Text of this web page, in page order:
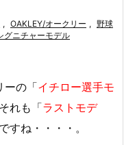

, OAKLEY/オークリー , 野球
グニチャーモデル
ーの「イチロー選手モ
れも「ラストモデ
すね・・・・。